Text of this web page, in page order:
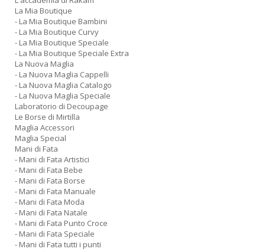
La Mia Boutique
- La Mia Boutique Bambini
- La Mia Boutique Curvy
- La Mia Boutique Speciale
- La Mia Boutique Speciale Extra
La Nuova Maglia
- La Nuova Maglia Cappelli
- La Nuova Maglia Catalogo
- La Nuova Maglia Speciale
Laboratorio di Decoupage
Le Borse di Mirtilla
Maglia Accessori
Maglia Special
Mani di Fata
- Mani di Fata Artistici
- Mani di Fata Bebe
- Mani di Fata Borse
- Mani di Fata Manuale
- Mani di Fata Moda
- Mani di Fata Natale
- Mani di Fata Punto Croce
- Mani di Fata Speciale
- Mani di Fata tutti i punti